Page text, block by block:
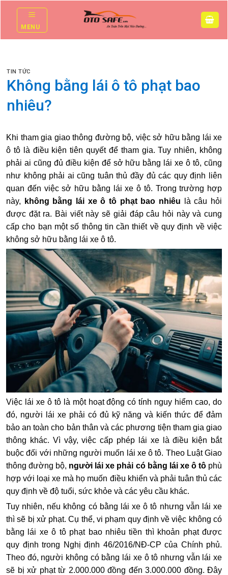
contentMENU
TIN TỨC
Không bằng lái ô tô phạt bao
nhiêu?
Khi tham gia giao thông đường bộ, việc sở hữu bằng lái xe
ô tô là điều kiện tiên quyết để tham gia. Tuy nhiên, không
phải ai cũng đủ điều kiện để sở hữu bằng lái xe ô tô, cũng
như không phải ai cũng tuân thủ đầy đủ các quy định liên
quan đến việc sở hữu bằng lái xe ô tô. Trong trường hợp
này,
không bằng lái xe ô tô phạt bao nhiêu là câu hỏi
được đặt ra. Bài viết này sẽ giải đáp câu hỏi này và cung
cấp cho bạn một số thông tin cần thiết về quy định về việc
không sở hữu bằng lái xe ô tô.
Việc lái xe ô tô là một hoạt động có tính nguy hiểm cao, do
đó, người lái xe phải có đủ kỹ năng và kiến thức để đảm
bảo an toàn cho bản thân và các phương tiện tham gia giao
thông khác. Vì vậy, việc cấp phép lái xe là điều kiện bắt
buộc đối với những người muốn lái xe ô tô. Theo Luật Giao
thông đường bộ, người lái xe phải có bằng lái xe ô tôphù
hợp với loại xe mà họ muốn điều khiển và phải tuân thủ các
quy định về độ tuổi, sức khỏe và các yêu cầu khác.
Tuy nhiên, nếu không có bằng lái xe ô tô nhưng vẫn lái xe
thì sẽ bị xử phạt. Cụ thể, vi phạm quy định về việc không có
bằng lái xe ô tô phạt bao nhiêu tiền thì khoản phạt được
quy định trong Nghị định 46/2016/NĐ-CP của Chính phủ.
Theo đó, người không có bằng lái xe ô tô nhưng vẫn lái xe
sẽ bị xử phạt từ 2.000.000 đồng đến 3.000.000 đồng. Đây